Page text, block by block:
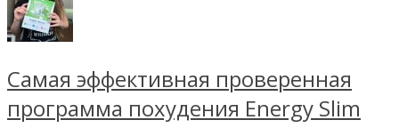
Самая эффективная проверенная
программа похудения Energy Slim